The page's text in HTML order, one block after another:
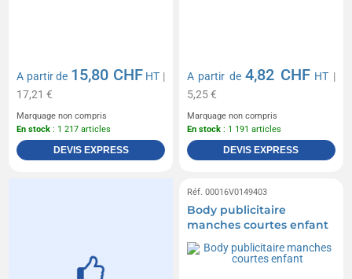
A partir de 15,80 CHF HT |
17,21 €
Marquage non compris
En stock : 1 217 articles
DEVIS EXPRESS
A partir de4,82 CHF HT |
5,25 €
Marquage non compris
En stock : 1 191 articles
DEVIS EXPRESS
Réf. 00016V0149403
Body publicitaire
manches courtes enfant